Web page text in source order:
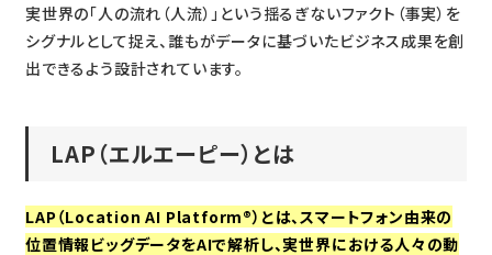
実世界の「人の流れ（人流）」という揺るぎないファクト（事実）を
シグナルとして捉え、誰もがデータに基づいたビジネス成果を創
出できるよう設計されています。
LAP（エルエーピー）とは
LAP（Location AI Platform®）とは、スマートフォン由来の
位置情報ビッグデータをAIで解析し、実世界における人々の動